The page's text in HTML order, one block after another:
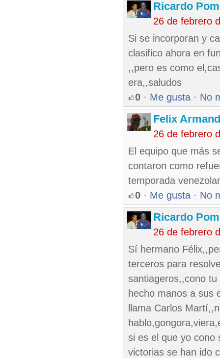
Ricardo
26 de febrero
Si se incorporan y
clasifico ahora en
,,pero es como
era,,saludos
0 · Me gusta · No
Felix
26 de febrero
El equipo que más
contaron como
temporada
0 · Me gusta · No
Ricardo
26 de febrero
Sí hermano
terceros para
santiageros,,cono
hecho manos a sus
llama Carlos
si es el que yo cono
victorias se han ido